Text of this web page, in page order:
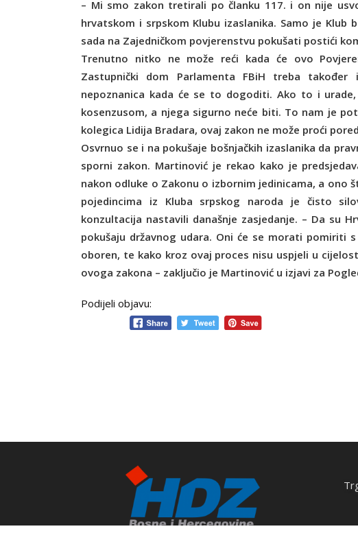
– Mi smo zakon tretirali po članku 117. i on nije
hrvatskom i srpskom Klubu izaslanika. Samo je
sada na Zajedničkom povjerenstvu pokušati postići
Trenutno nitko ne može reći kada će ovo
Zastupnički dom Parlamenta FBiH treba
nepoznanica kada će se to dogoditi. Ako to i
kosenzusom, a njega sigurno neće biti. To nam je
kolegica Lidija Bradara, ovaj zakon ne može proći
Osvrnuo se i na pokušaje bošnjačkih izaslanika da
sporni zakon. Martinović je rekao kako je
nakon odluke o Zakonu o izbornim jedinicama, a ono
pojedincima iz Kluba srpskog naroda je čisto
konzultacija nastavili današnje zasjedanje. – Da su
pokušaju državnog udara. Oni će se morati pomiriti
oboren, te kako kroz ovaj proces nisu uspjeli u
ovoga zakona – zaključio je Martinović u izjavi za
Podijeli objavu: